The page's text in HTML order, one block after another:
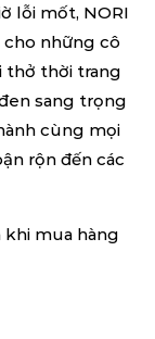
lỗi mốt, NORI
cho những cô
thở thời trang
sang trọng
cùng mọi
rộn đến các
khi mua hàng